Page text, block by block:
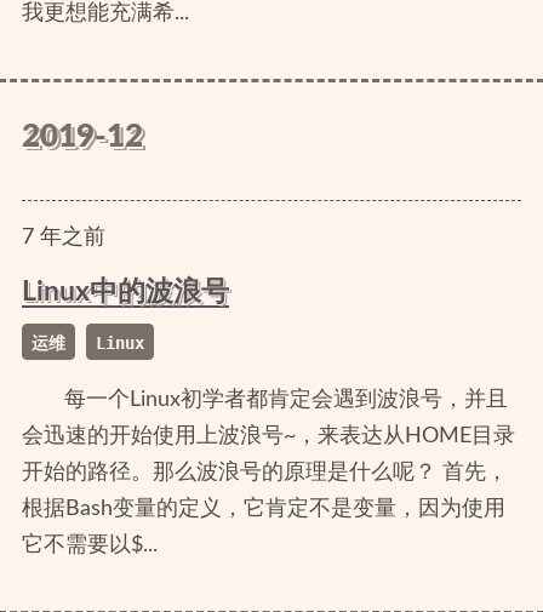
我更想能充满希...
2019-12
7年之前
Linux中的波浪号
运维 Linux
每一个Linux初学者都肯定会遇到波浪号，并且
会迅速的开始使用上波浪号~，来表达从HOME目录
开始的路径。那么波浪号的原理是什么呢？ 首先，
根据Bash变量的定义，它肯定不是变量，因为使用
它不需要以$...